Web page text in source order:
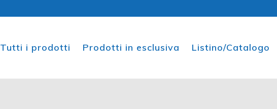
Tutti i prodotti Prodotti in esclusiva Listino/Catalogo